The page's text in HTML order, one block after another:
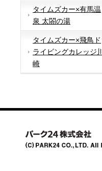
タイムズカー×有馬温
泉 太閤の湯
タイムズカー×飛鳥ド
ライビングカレッジ川
崎